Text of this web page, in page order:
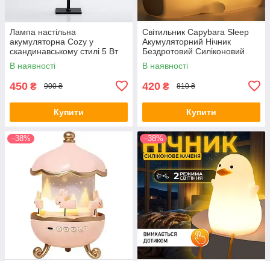
Лампа настільна
акумуляторна Cozy у
скандинавському стилі 5 Вт
5200mA, настільний
світильник Чорний HP400B
В наявності
450 ₴ 900 ₴
Купити
Світильник Capybara Sleep
Акумуляторний Нічник
Бездротовий Силіконовий
Капібара (00985)
В наявності
420 ₴ 810 ₴
Купити
–38% –38%